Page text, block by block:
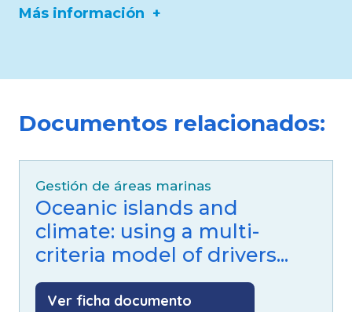
Más información
https://doi.org/10.15359/revmar.15-2.2
Fuente:
Revista Ciencias Marinas y Costeras
Documentos relacionados:
Gestión de áreas marinas
Oceanic islands and
climate: using a multi-
criteria model of drivers...
Ver ficha documento